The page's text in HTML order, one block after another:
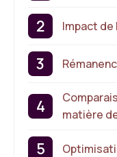
Impact de
matière